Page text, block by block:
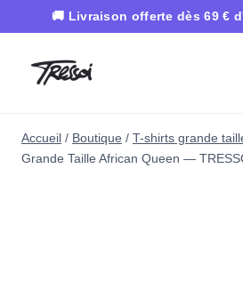
Accueil / Boutique / T-shirts grande
Grande Taille African Queen —